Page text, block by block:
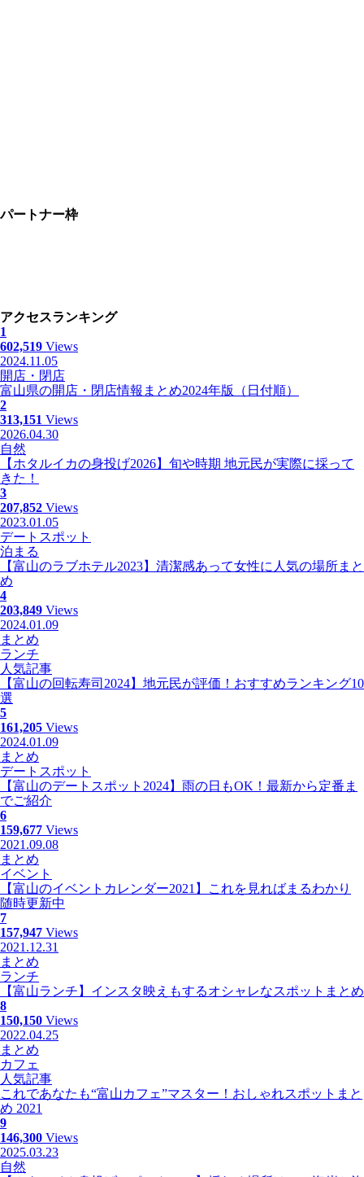
パートナー枠
アクセスランキング
1
602,519 Views
2024.11.05
開店・閉店
富山県の開店・閉店情報まとめ2024年版（日付順）
2
313,151 Views
2026.04.30
自然
【ホタルイカの身投げ2026】旬や時期 地元民が実際に採って
きた！
3
207,852 Views
2023.01.05
デートスポット
泊まる
【富山のラブホテル2023】清潔感あって女性に人気の場所まと
め
4
203,849 Views
2024.01.09
まとめ
ランチ
人気記事
【富山の回転寿司2024】地元民が評価！おすすめランキング10
選
5
161,205 Views
2024.01.09
まとめ
デートスポット
【富山のデートスポット2024】雨の日もOK！最新から定番ま
でご紹介
6
159,677 Views
2021.09.08
まとめ
イベント
【富山のイベントカレンダー2021】これを見ればまるわかり
随時更新中
7
157,947 Views
2021.12.31
まとめ
ランチ
【富山ランチ】インスタ映えもするオシャレなスポットまとめ
8
150,150 Views
2022.04.25
まとめ
カフェ
人気記事
これであなたも“富山カフェ”マスター！おしゃれスポットまと
め 2021
9
146,300 Views
2025.03.23
自然